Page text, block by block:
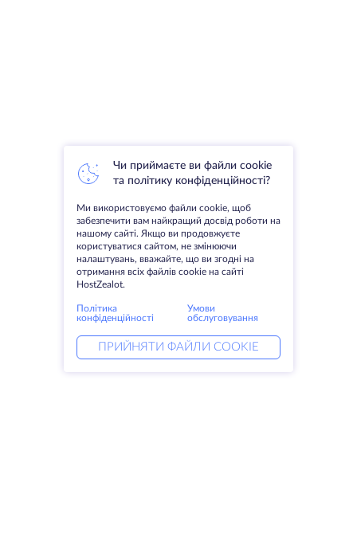
Чи приймаєте ви файли cookie
та політику конфіденційності?
Ми використовуємо файли cookie, щоб
забезпечити вам найкращий досвід роботи на
нашому сайті. Якщо ви продовжуєте
користуватися сайтом, не змінюючи
налаштувань, вважайте, що ви згодні на
отримання всіх файлів cookie на сайті
HostZealot.
Політика
конфіденційності
Умови
обслуговування
ПРИЙНЯТИ ФАЙЛИ COOKIE